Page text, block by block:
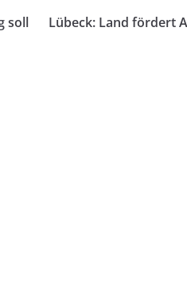
soll
Lübeck: Land fördert